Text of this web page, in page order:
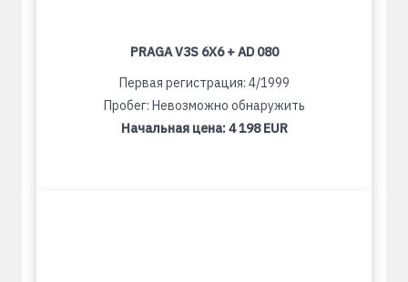
PRAGA V3S 6X6 + AD 080
Первая регистрация: 4/1999
Пробег: Невозможно обнаружить
Начальная цена:4 198 EUR